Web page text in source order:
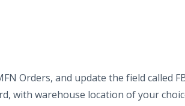
Orders, and update the field called
with warehouse location of your